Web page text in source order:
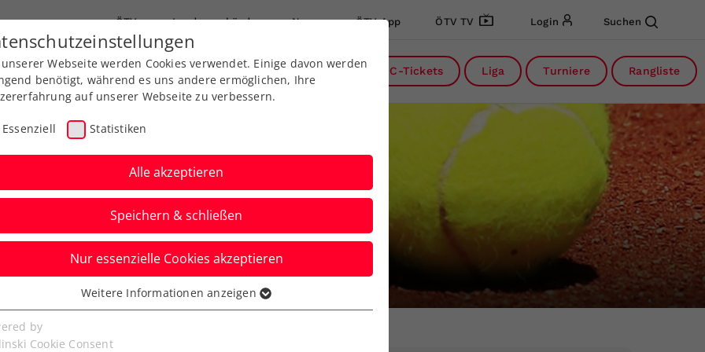
ÖTV Landesverbände News ÖTV App ÖTV TV Login Suchen
Ausbildungen Services Über uns DC-Tickets Liga Turniere Rangliste
Aktuelle News
Webseite werden Cookies verwendet. Einige davon werden
benötigt, während es uns andere ermöglichen, Ihre
auf unserer Webseite zu verbessern.
Essenziell Statistiken
Alle akzeptieren
Speichern & schließen
Nur essenzielle Cookies akzeptieren
Cookies werden für grundlegende Funktionen der
benötigt. Dadurch ist gewährleistet, dass die Webseite
Weitere Informationen anzeigen
by
Cookie Consent